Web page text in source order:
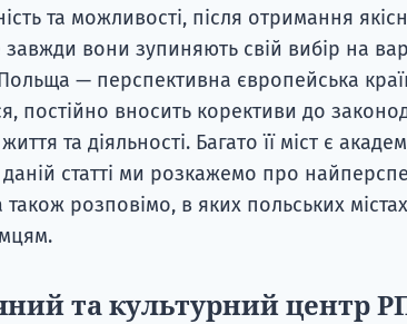
та можливості, після отримання
вони зупиняють свій вибір на
— перспективна європейська
постійно вносить корективи до
та діяльності. Багато її міст є
статті ми розкажемо про
розповімо, в яких польських
та культурний центр